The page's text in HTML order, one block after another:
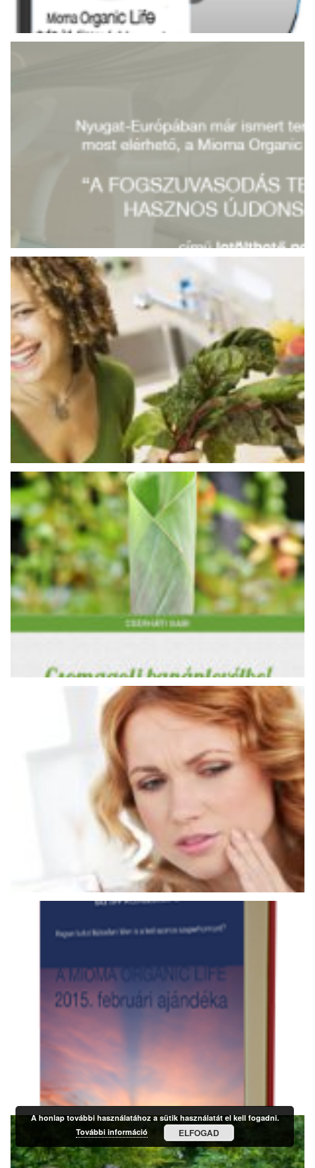
A honlap további használatához a sütik használatát el kell fogadni.
További információ
ELFOGAD